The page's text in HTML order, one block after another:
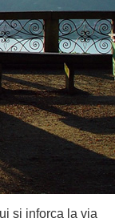
si inforca la via